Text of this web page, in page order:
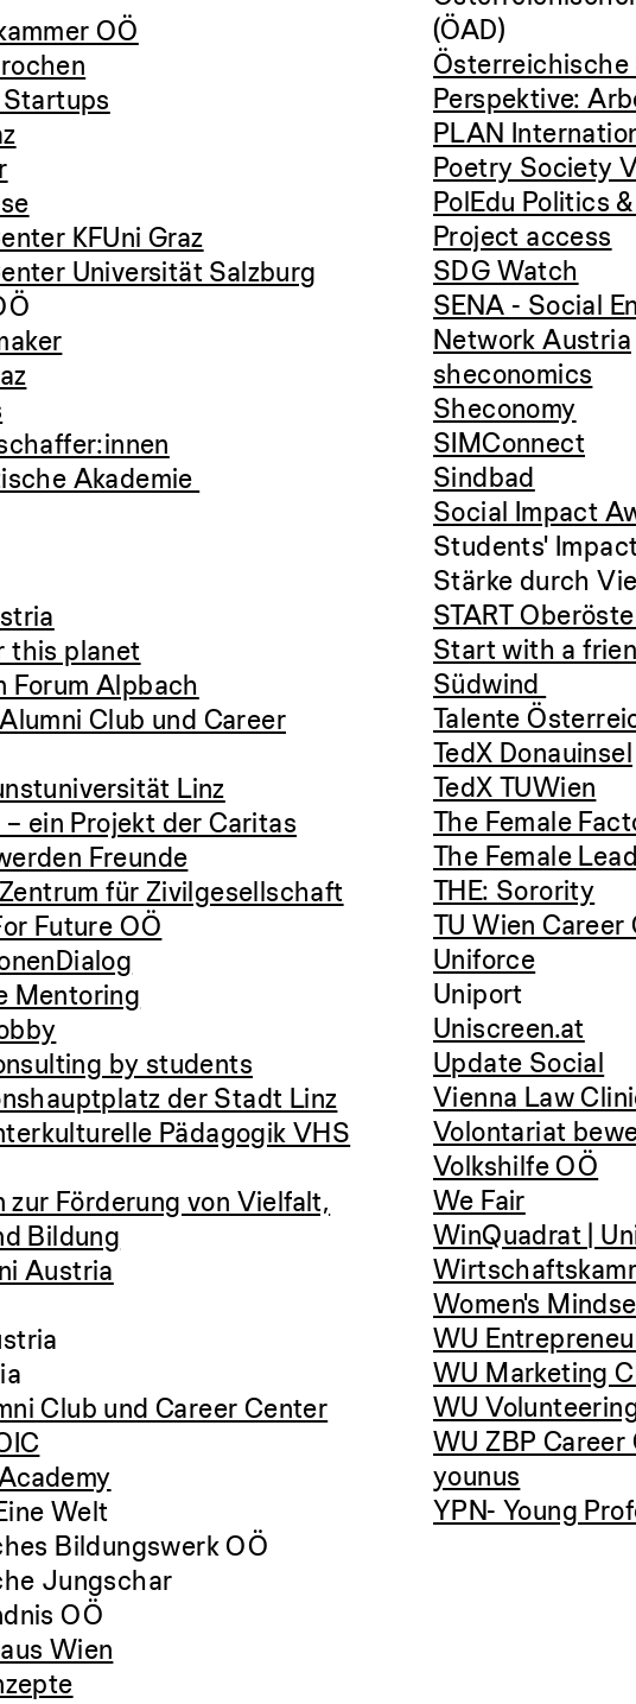
OÖ
KFUni Graz
Universität Salzburg
Akademie
this planet
Forum Alpbach
Club und Career
Linz
ein Projekt der Caritas
Freunde
für Zivilgesellschaft
Future OÖ
Mentoring
by students
der Stadt Linz
Pädagogik VHS
zur Förderung von Vielfalt,
Bildung
Austria
Club und Career Center
Welt
Bildungswerk OÖ
Jungschar
OÖ
Wien
(ÖAD)
Perspektive:
PLAN
Poetry Society
PolEdu Politics
Project access
SDG Watch
SENA - Social
Network Austria
sheconomics
Sheconomy
SIMConnect
Sindbad
Social Impact
Students'
Stärke durch
START
Start with a
Südwind
Talente
TedX Donauinsel
TedX TUWien
The Female
The Female
THE: Sorority
TU Wien Career
Uniforce
Uniport
Uniscreen.at
Update Social
Vienna Law
Volontariat
Volkshilfe OÖ
We Fair
WinQuadrat |
Women's
WU
WU Marketing
WU
WU ZBP Career
younus
YPN- Young